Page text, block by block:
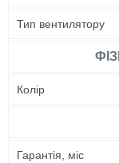
Тип вентилятору
Колір
Гарантія, міс